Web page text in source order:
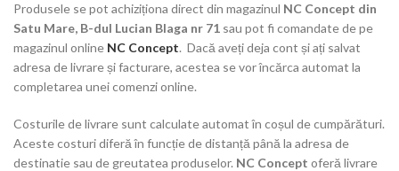
Produsele se pot achiziționa direct din magazinul NC Concept din
Satu Mare, B-dul Lucian Blaga nr 71 sau pot fi comandate de pe
magazinul online NC Concept. Dacă aveți deja cont și ați salvat
adresa de livrare și facturare, acestea se vor încărca automat la
completarea unei comenzi online.
Costurile de livrare sunt calculate automat în coșul de cumpărături.
Aceste costuri diferă în funcție de distanță până la adresa de
destinatie sau de greutatea produselor. NC Concept oferă livrare